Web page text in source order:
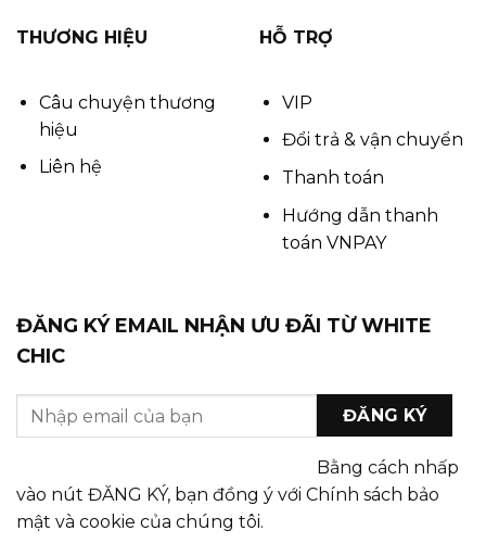
THƯƠNG HIỆU
Câu chuyện thương
hiệu
Liên hệ
HỖ TRỢ
VIP
Đổi trả & vận chuyển
Thanh toán
Hướng dẫn thanh
toán VNPAY
ĐĂNG KÝ EMAIL NHẬN ƯU ĐÃI TỪ WHITE
CHIC
Bằng cách nhấp
vào nút ĐĂNG KÝ, bạn đồng ý với Chính sách bảo
mật và cookie của chúng tôi.